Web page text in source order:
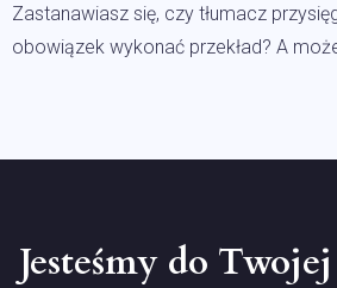
Zastanawiasz się, czy tłumacz
obowiązek wykonać przekład? A
Jesteśmy do